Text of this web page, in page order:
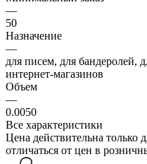
—
50
Назначение
—
для писем, для бандеролей,
интернет-магазинов
Объем
—
0.0050
Все характеристики
Цена действительна только
отличаться от цен в